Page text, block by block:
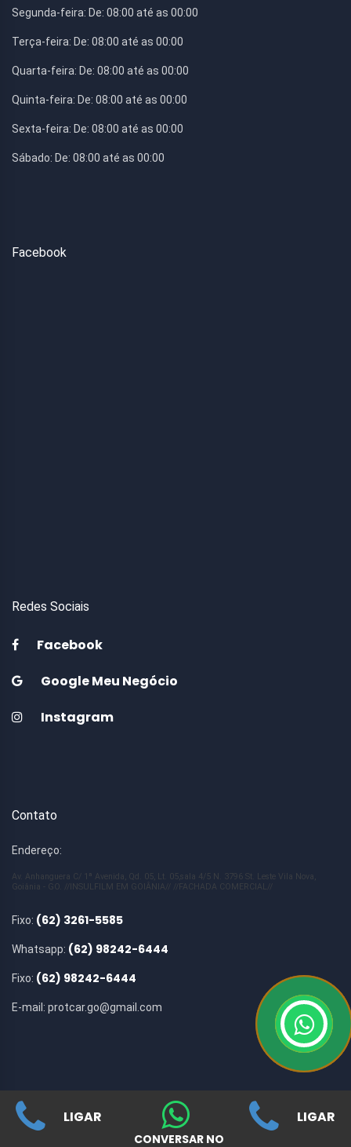
LIGAR
CONVERSAR NO
LIGAR
Segunda-feira: De: 08:00 até as 00:00
Terça-feira: De: 08:00 até as 00:00
Quarta-feira: De: 08:00 até as 00:00
Quinta-feira: De: 08:00 até as 00:00
Sexta-feira: De: 08:00 até as 00:00
Sábado: De: 08:00 até as 00:00
Facebook
Redes Sociais
Facebook
Google Meu Negócio
Instagram
Contato
Endereço:
Av. Anhanguera C/ 1ª Avenida, Qd. 05, Lt. 05,sala 4/5 N. 3796 St. Leste Vila Nova,
Goiânia - GO. //INSULFILM EM GOIÂNIA// //FACHADA COMERCIAL//
Fixo: (62) 3261-5585
Whatsapp: (62) 98242-6444
Fixo: (62) 98242-6444
E-mail: protcar.go@gmail.com
© Copyright 2019 ClikOfertas.com